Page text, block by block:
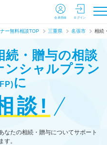
会員登録 ログイン
ー無料相談TOP 三重県 名張市 相続
続・贈与の相談
ンシャルプラン
に
談!
なたの相続・贈与についてサポート
す。